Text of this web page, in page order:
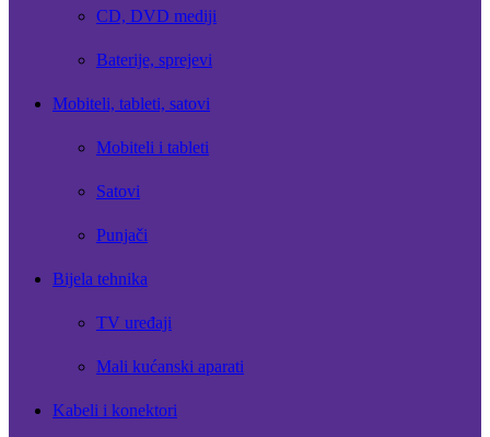
CD, DVD mediji
Baterije, sprejevi
Mobiteli, tableti, satovi
Mobiteli i tableti
Satovi
Punjači
Bijela tehnika
TV uređaji
Mali kućanski aparati
Kabeli i konektori